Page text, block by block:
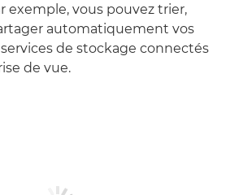
exemple, vous pouvez trier,
automatiquement vos
de stockage connectés
de vue.